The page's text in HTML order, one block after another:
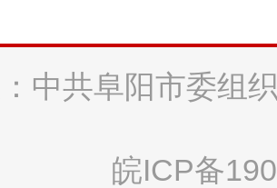
中共阜阳市委组
皖ICP备